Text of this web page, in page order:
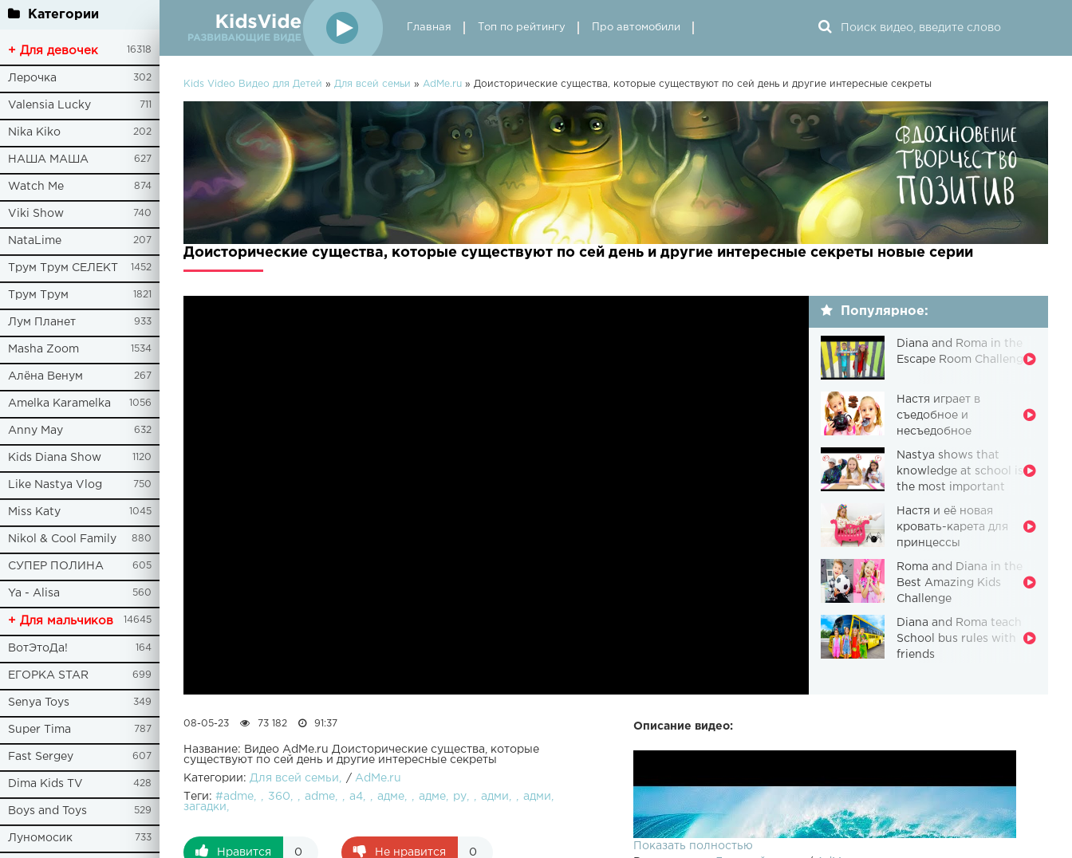
Категории
+ Для девочек 16318
Лерочка 302
Valensia Lucky 711
Nika Kiko 202
НАША МАША 627
Watch Me 874
Viki Show 740
NataLime 207
Трум Трум СЕЛЕКТ 1452
Трум Трум 1821
Лум Планет 933
Masha Zoom 1534
Алёна Венум 267
Amelka Karamelka 1056
Anny May 632
Kids Diana Show 1120
Like Nastya Vlog 750
Miss Katy 1045
Nikol & Cool Family 880
СУПЕР ПОЛИНА 605
Ya - Alisa 560
+ Для мальчиков 14645
ВотЭтоДа! 164
ЕГОРКА STAR 699
Senya Toys 349
Super Tima 787
Fast Sergey 607
Dima Kids TV 428
Boys and Toys 529
Луномосик 733
Главная Топ по рейтингу Про автомобили
Kids Video Видео для Детей » Для всей семьи » AdMe.ru » Доисторические существа, которые существуют по сей день и другие интересные секреты
Доисторические существа, которые существуют по сей день и другие интересные секреты новые серии
Популярное:
Diana and Roma in the
Escape Room Challenge
Настя играет в
съедобное и
несъедобное
Nastya shows that
knowledge at school is
the most important
Настя и её новая
кровать-карета для
принцессы
Roma and Diana in the
Best Amazing Kids
Challenge
Diana and Roma teach
School bus rules with
friends
Описание видео:
Показать полностью
08-05-23 73 182 91:37
Название: Видео AdMe.ru Доисторические существа, которые
существуют по сей день и другие интересные секреты
Категории: Для всей семьи / AdMe.ru
Теги: #adme 360 adme а4 адме адме ру адми
адми
загадки
Нравится 0 Не нравится 0